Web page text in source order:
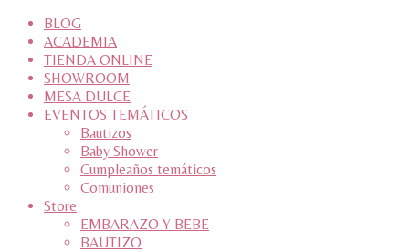
BLOG
ACADEMIA
TIENDA ONLINE
SHOWROOM
MESA DULCE
EVENTOS TEMÁTICOS
Bautizos
Baby Shower
Cumpleaños temáticos
Comuniones
Store
EMBARAZO Y BEBE
BAUTIZO